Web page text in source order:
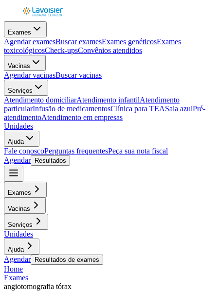
Exames
Agendar examesBuscar examesExames genéticosExames
toxicológicosCheck-upsConvênios atendidos
Vacinas
Agendar vacinasBuscar vacinas
Serviços
Atendimento domiciliarAtendimento infantilAtendimento
particularInfusão de medicamentosClínica para TEASala azulPré-
atendimentoAtendimento em empresas
Unidades
Ajuda
Fale conoscoPerguntas frequentesPeça sua nota fiscal
Agendar
Resultados
Exames
Vacinas
Serviços
Unidades
Ajuda
Agendar Resultados de exames
Home
Exames
angiotomografia tórax